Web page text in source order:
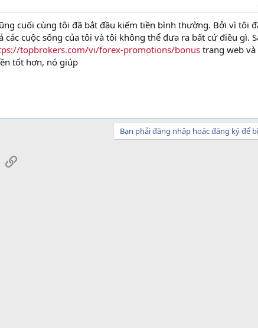
cuối cùng tôi đã bắt đầu kiếm tiền bình thường. Bởi vì tôi
cuộc sống của tôi và tôi không thể đưa ra bất cứ điều gì.
topbrokers.com/vi/forex-promotions/bonus trang web và
tốt hơn, nó giúp
Bạn phải đăng nhập hoặc đăng ký để
Link